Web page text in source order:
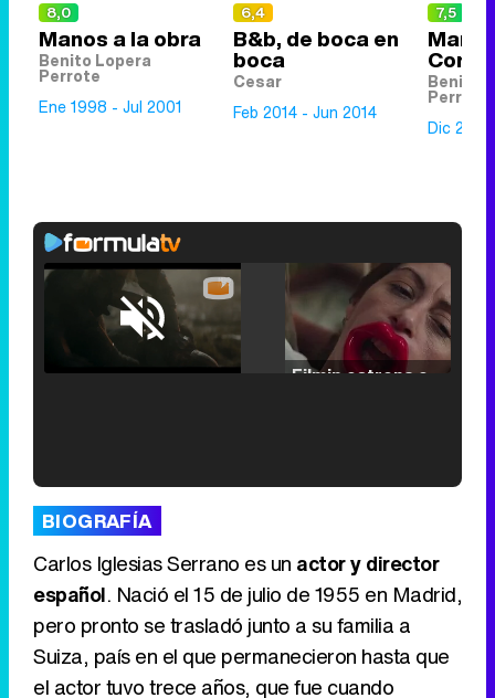
8,0
Manos a la obra
Benito Lopera
Perrote
Ene 1998 - Jul 2001
6,4
B&b, de boca en
boca
Cesar
Feb 2014 - Jun 2014
7,5
Benito
Perrote
Dic
Unmute /
Loaded:
25.30%
BIOGRAFÍA
Carlos Iglesias Serrano es un actor y director
español. Nació el 15 de julio de 1955 en Madrid,
pero pronto se trasladó junto a su familia a
Suiza, país en el que permanecieron hasta que
el actor tuvo trece años, que fue cuando